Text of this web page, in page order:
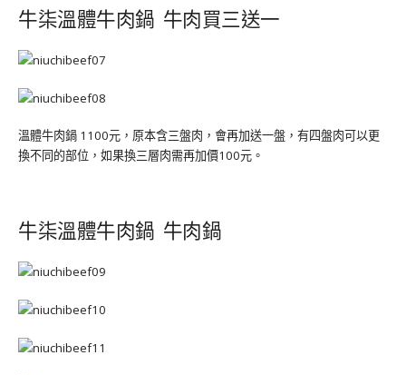
牛柒溫體牛肉鍋 牛肉買三送一
溫體牛肉鍋 1100元，原本含三盤肉，會再加送一盤，有四盤肉可以更
換不同的部位，如果換三層肉需再加價100元。
牛柒溫體牛肉鍋 牛肉鍋